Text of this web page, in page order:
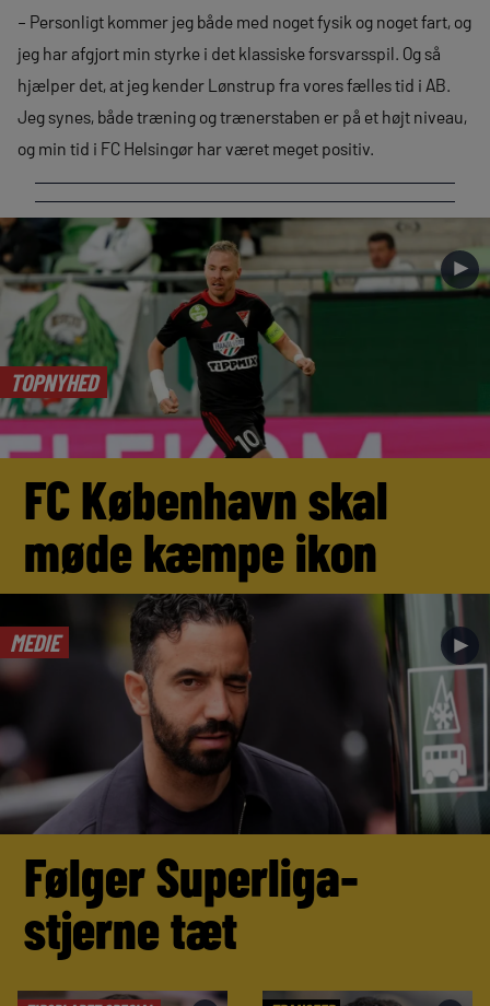
– Personligt kommer jeg både med noget fysik og noget fart, og
jeg har afgjort min styrke i det klassiske forsvarsspil. Og så
hjælper det, at jeg kender Lønstrup fra vores fælles tid i AB.
Jeg synes, både træning og trænerstaben er på et højt niveau,
og min tid i FC Helsingør har været meget positiv.
TOPNYHED
►
FC København skal
møde kæmpe ikon
MEDIE ►
Følger Superliga-
stjerne tæt